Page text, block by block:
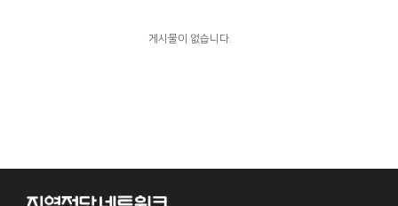
게시물이 없습니다.